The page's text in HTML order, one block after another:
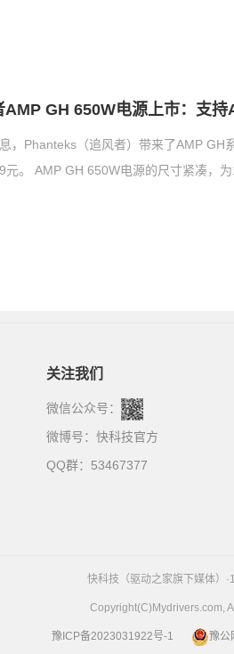
AMP GH 650W电源上市：支持
，Phanteks（追风者）带来了AMP GH
元。 AMP GH 650W电源的尺寸紧凑，
关注我们
微信公众号：
微博号： 快科技官方
QQ群：53467377
快科技（驱动之家旗下媒体）
Copyright(C)Mydrivers.com,
豫ICP备2023031922号-1 豫公